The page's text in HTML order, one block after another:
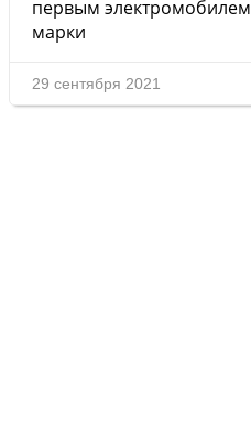
первым электромобилем
марки
29 сентября 2021